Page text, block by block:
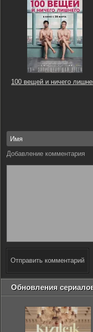
100 вещей и ничего
Добавление комментария
Отправить комментарий
Обновления